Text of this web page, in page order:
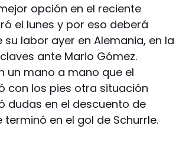
opción en el reciente
el lunes y por eso deberá
labor ayer en Alemania, en la
ante Mario Gómez.
un mano a mano que el
con los pies otra situación
dudas en el descuento de
en el gol de Schurrle.